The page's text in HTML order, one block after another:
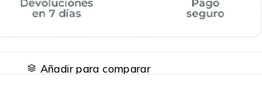
Añadir para comparar